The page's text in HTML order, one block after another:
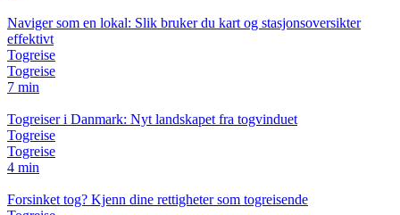
Naviger som en lokal: Slik bruker du kart og stasjonsoversikter
effektivt
Togreise
Togreise
7 min
Togreiser i Danmark: Nyt landskapet fra togvinduet
Togreise
Togreise
4 min
Forsinket tog? Kjenn dine rettigheter som togreisende